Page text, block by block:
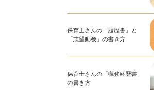
保育士さんの「履歴書」と
「志望動機」の書き方
保育士さんの「職務経歴書」
の書き方